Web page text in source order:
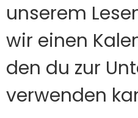
unserem
wir einen
den du zur
verwenden